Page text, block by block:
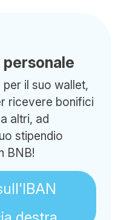
personale
il suo wallet,
ricevere bonifici
altri, ad
stipendio
BNB!